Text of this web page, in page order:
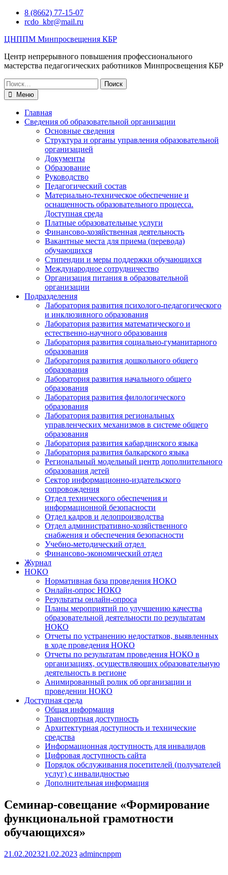
Перейти8 (8662) 77-15-07
rcdo_kbr@mail.ru
ЦНППМ Минпросвещения КБР
Центр непрерывного повышения профессионального
мастерства педагогических работников Минпросвещения КБР
Искать:
Меню
Главная
Сведения об образовательной организации
Основные сведения
Структура и органы управления образовательной
организацией
Документы
Образование
Руководство
Педагогический состав
Материально-техническое обеспечение и
оснащенность образовательного процесса.
Доступная среда
Платные образовательные услуги
Финансово-хозяйственная деятельность
Вакантные места для приема (перевода)
обучающихся
Стипендии и меры поддержки обучающихся
Международное сотрудничество
Организация питания в образовательной
организации
Подразделения
Лаборатория развития психолого-педагогического
и инклюзивного образования
Лаборатория развития математического и
естественно-научного образования
Лаборатория развития социально-гуманитарного
образования
Лаборатория развития дошкольного общего
образования
Лаборатория развития начального общего
образования
Лаборатория развития филологического
образования
Лаборатория развития региональных
управленческих механизмов в системе общего
образования
Лаборатория развития кабардинского языка
Лаборатория развития балкарского языка
Региональный модельный центр дополнительного
образования детей
Сектор информационно-издательского
сопровождения
Отдел технического обеспечения и
информационной безопасности
Отдел кадров и делопроизводства
Отдел административно-хозяйственного
снабжения и обеспечения безопасности
Учебно-методический отдел
Финансово-экономический отдел
Журнал
НОКО
Нормативная база проведения НОКО
Онлайн-опрос НОКО
Результаты онлайн-опроса
Планы мероприятий по улучшению качества
образовательной деятельности по результатам
НОКО
Отчеты по устранению недостатков, выявленных
в ходе проведения НОКО
Отчеты по результатам проведения НОКО в
организациях, осуществляющих образовательную
деятельность в регионе
Анимированный ролик об организации и
проведении НОКО
Доступная среда
Общая информация
Транспортная доступность
Архитектурная доступность и технические
средства
Информационная доступность для инвалидов
Цифровая доступность сайта
Порядок обслуживания посетителей (получателей
услуг) с инвалидностью
Дополнительная информация
Семинар-совещание «Формирование
функциональной грамотности
обучающихся»
21.02.202321.02.2023 admincnppm